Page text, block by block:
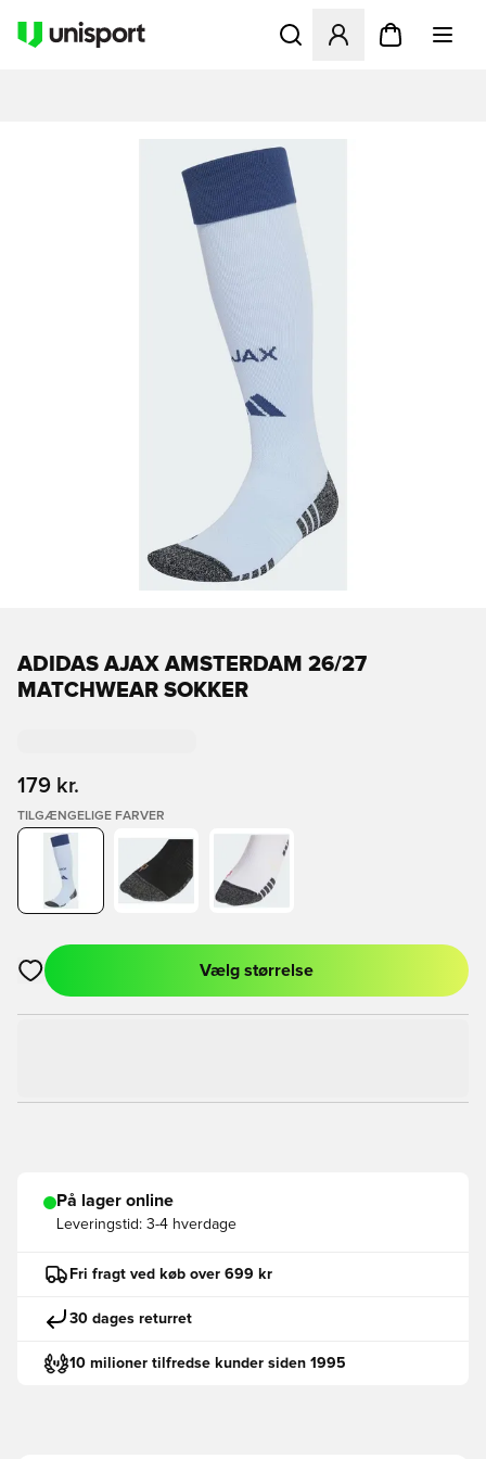
Åbner en Modal til at
ADIDAS AJAX AMSTERDAM 26/27
MATCHWEAR SOKKER
179 kr.
TILGÆNGELIGE FARVER
Åbner en Modal til at logge ind eller tilmelde dig som medlem
Vælg størrelse
På lager online
Leveringstid: 3-4 hverdage
Fri fragt ved køb over 699 kr
30 dages returret
10 milioner tilfredse kunder siden 1995